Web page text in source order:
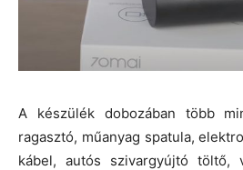
A készülék dobozában több
ragasztó, műanyag spatula,
kábel, autós szivargyújtó töltő,